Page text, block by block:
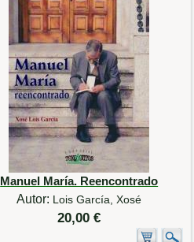
Manuel María. Reencontrado
Autor: Lois García, Xosé
20,00 €